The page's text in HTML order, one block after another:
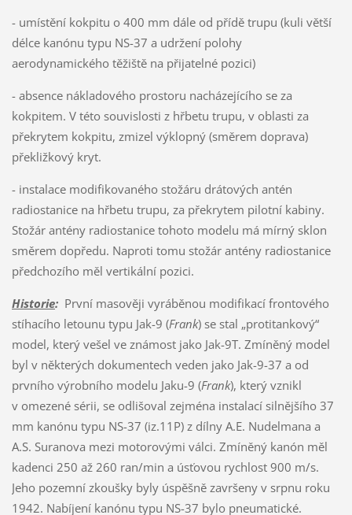
- umístění kokpitu o 400 mm dále od přídě trupu (kuli větší
délce kanónu typu NS-37 a udržení polohy
aerodynamického těžiště na přijatelné pozici)
- absence nákladového prostoru nacházejícího se za
kokpitem. V této souvislosti z hřbetu trupu, v oblasti za
překrytem kokpitu, zmizel výklopný (směrem doprava)
překližkový kryt.
- instalace modifikovaného stožáru drátových antén
radiostanice na hřbetu trupu, za překrytem pilotní kabiny.
Stožár antény radiostanice tohoto modelu má mírný sklon
směrem dopředu. Naproti tomu stožár antény radiostanice
předchozího měl vertikální pozici.
Historie:První masověji vyráběnou modifikací frontového
stíhacího letounu typu Jak-9 (Frank) se stal „protitankový“
model, který vešel ve známost jako Jak-9T. Zmíněný model
byl v některých dokumentech veden jako Jak-9-37 a od
prvního výrobního modelu Jaku-9 (Frank), který vznikl
v omezené sérii, se odlišoval zejména instalací silnějšího 37
mm kanónu typu NS-37 (iz.11P) z dílny A.E. Nudelmana a
A.S. Suranova mezi motorovými válci. Zmíněný kanón měl
kadenci 250 až 260 ran/min a úsťovou rychlost 900 m/s.
Jeho pozemní zkoušky byly úspěšně završeny v srpnu roku
1942. Nabíjení kanónu typu NS-37 bylo pneumatické.